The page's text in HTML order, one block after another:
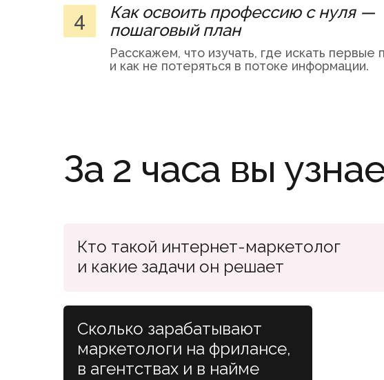
Расскажем, что изучать, где искать первые
и как не потеряться в потоке информации.
Как освоить профессию с нуля —
пошаговый план
4
За 2 часа вы
Сколько зарабатывают
маркетологи на фрилансе,
в агентствах и в найме
Кто такой интернет-маркетолог
и какие задачи он решает